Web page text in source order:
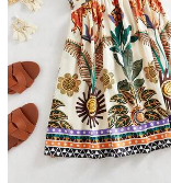
HK$ 99.00